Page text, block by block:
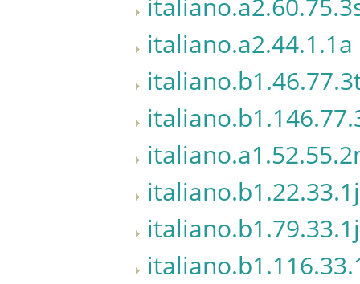
italiano.a2.44.1.1a
italiano.b1.22.33.1j
italiano.b1.79.33.1j